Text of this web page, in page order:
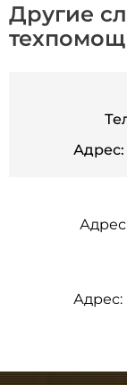
Другие
Адрес:
Адрес: